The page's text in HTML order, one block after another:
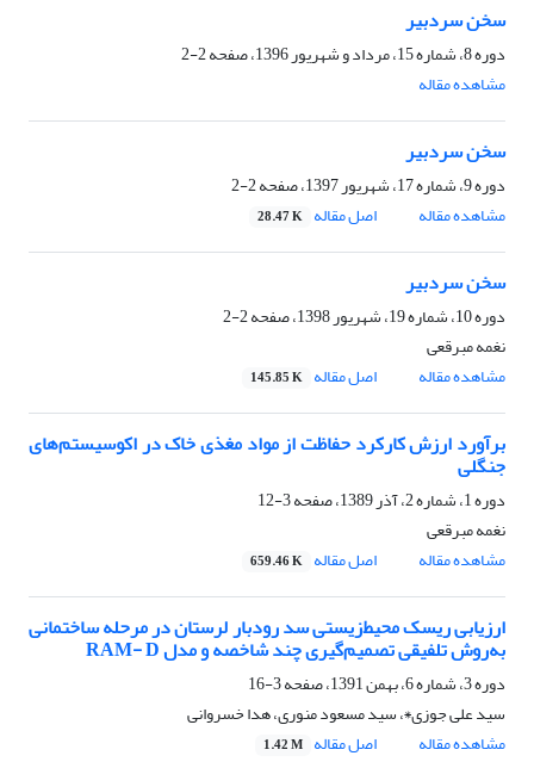
سخن سردبیر
دوره 8، شماره 15، مرداد و شهریور 1396، صفحه
2-2
مشاهده مقاله
سخن سردبیر
دوره 9، شماره 17، شهریور 1397، صفحه
2-2
مشاهده مقاله
اصل مقاله 28.47 K
سخن سردبیر
دوره 10، شماره 19، شهریور 1398، صفحه
2-2
نغمه مبرقعی
مشاهده مقاله
اصل مقاله 145.85 K
برآورد ارزش کارکرد حفاظت از مواد مغذی خاک در اکوسیستم‌های
جنگلی
دوره 1، شماره 2، آذر 1389، صفحه
3-12
نغمه مبرقعی
مشاهده مقاله
اصل مقاله 659.46 K
ارزیابی ریسک محیط‌زیستی سد رودبار لرستان در مرحله ساختمانی
به‌روش تلفیقی تصمیم‌گیری چند شاخصه و مدل RAM- D
دوره 3، شماره 6، بهمن 1391، صفحه
3-16
سید علی جوزی٭، سید مسعود منوری، هدا خسروانی
مشاهده مقاله
اصل مقاله 1.42 M